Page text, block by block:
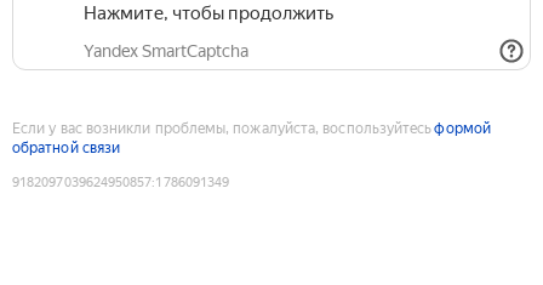
Нажмите, чтобы продолжить
Yandex SmartCaptcha
Если у вас возникли проблемы, пожалуйста, воспользуйтесьформой
обратной связи
9182097039624950857:1786091349